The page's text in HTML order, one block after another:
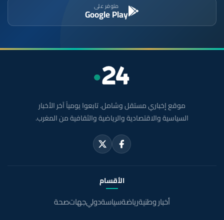
متوفر على
Google Play
موقع إخباري مستقل وشامل. تابعوا يومياً آخر الأخبار
السياسية والاقتصادية والرياضية والثقافية من المغرب.
الأقسام
أخبار وطنيةرياضةسياسةدوليجهاتصحة